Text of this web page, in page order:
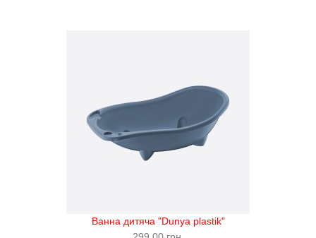
Ванна дитяча "Dunya plastik"